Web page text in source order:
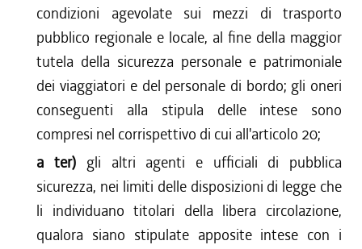
condizioni agevolate sui mezzi di trasporto
pubblico regionale e locale, al fine della maggior
tutela della sicurezza personale e patrimoniale
dei viaggiatori e del personale di bordo; gli oneri
conseguenti alla stipula delle intese sono
compresi nel corrispettivo di cui all'articolo 20;
a ter) gli altri agenti e ufficiali di pubblica
sicurezza, nei limiti delle disposizioni di legge che
li individuano titolari della libera circolazione,
qualora siano stipulate apposite intese con i